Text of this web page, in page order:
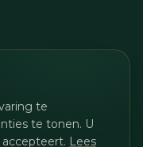
te
te tonen. U
Lees